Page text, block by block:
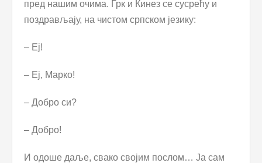
пред нашим очима. Грк и Кинез се сусрећу и
поздрављају, на чистом српском језику:
– Еј!
– Еј, Марко!
– Добро си?
– Добро!
И одоше даље, свако својим послом… Ја сам